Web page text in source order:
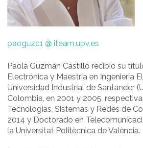
paoguzc1 @ iteam.upv.es
Paola Guzmán Castillo recibió su
Electrónica y Maestría en Ingeniería
Universidad Industrial de Santander
Colombia, en 2001 y 2005,
Tecnologías, Sistemas y Redes de
2014 y Doctorado en
la Universitat Politècnica de València.